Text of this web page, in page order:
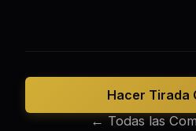
← Todas las
Hacer Tirada